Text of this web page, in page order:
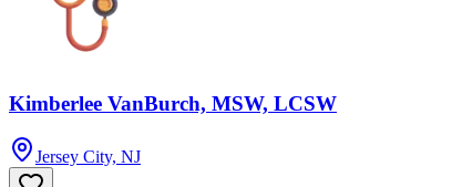
Kimberlee VanBurch, MSW, LCSW
Jersey City, NJ